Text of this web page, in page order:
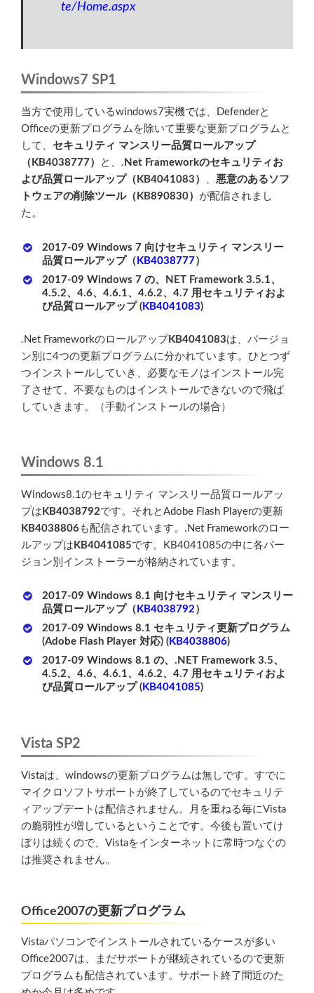
te/Home.aspx
Windows7 SP1
当方で使用しているwindows7実機では、Defenderと
Officeの更新プログラムを除いて重要な更新プログラムと
して、 セキュリティ マンスリー品質ロールアップ
（KB4038777）
と、. Net Frameworkのセキュリティお
よび品質ロールアップ（KB4041083）
、 悪意のあるソフ
トウェアの削除ツール（KB890830） が配信されまし
た。
2017-09 Windows 7 向けセキュリティ マンスリー
品質ロールアップ（ KB4038777 ）
2017-09 Windows 7 の、NET Framework 3.5.1、
4.5.2、4.6、4.6.1、4.6.2、4.7 用セキュリティおよ
び品質ロールアップ ( KB4041083)
.Net Frameworkのロールアップ KB4041083は、バージョ
ン別に4つの更新プログラムに分かれています。ひとつず
つインストールしていき、必要なモノはインストール完
了させて、不要なものはインストールできないので飛ば
していきます。（手動インストールの場合）
Windows 8.1
Windows8.1のセキュリティ マンスリー品質ロールアッ
プは KB4038792です。それとAdobe Flash Playerの更新
KB4038806 も配信されています。.Net Frameworkのロー
ルアップは KB4041085です。KB4041085の中に各バー
ジョン別インストーラーが格納されています。
2017-09 Windows 8.1 向けセキュリティ マンスリー
品質ロールアップ（ KB4038792 ）
2017-09 Windows 8.1 セキュリティ更新プログラム
(Adobe Flash Player 対応) ( KB4038806)
2017-09 Windows 8.1 の、.NET Framework 3.5、
4.5.2、4.6、4.6.1、4.6.2、4.7 用セキュリティおよ
び品質ロールアップ ( KB4041085)
Vista SP2
Vistaは、windowsの更新プログラムは無しです。すでに
マイクロソフトサポートが終了しているのでセキュリテ
ィアップデートは配信されません。月を重ねる毎にVista
の脆弱性が増しているということです。今後も置いてけ
ぼりは続くので、Vistaをインターネットに常時つなぐの
は推奨されません。
Office2007の更新プログラム
Vistaパソコンでインストールされているケースが多い
Office2007は、まだサポートが継続されているので更新
プログラムも配信されています。サポート終了間近のた